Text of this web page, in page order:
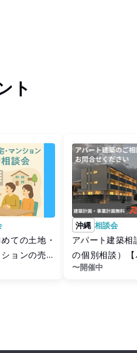
ト
ての土地・
ョンの売却
沖縄 相談会
アパート建築相
の個別相談）
グ】
〜開催中